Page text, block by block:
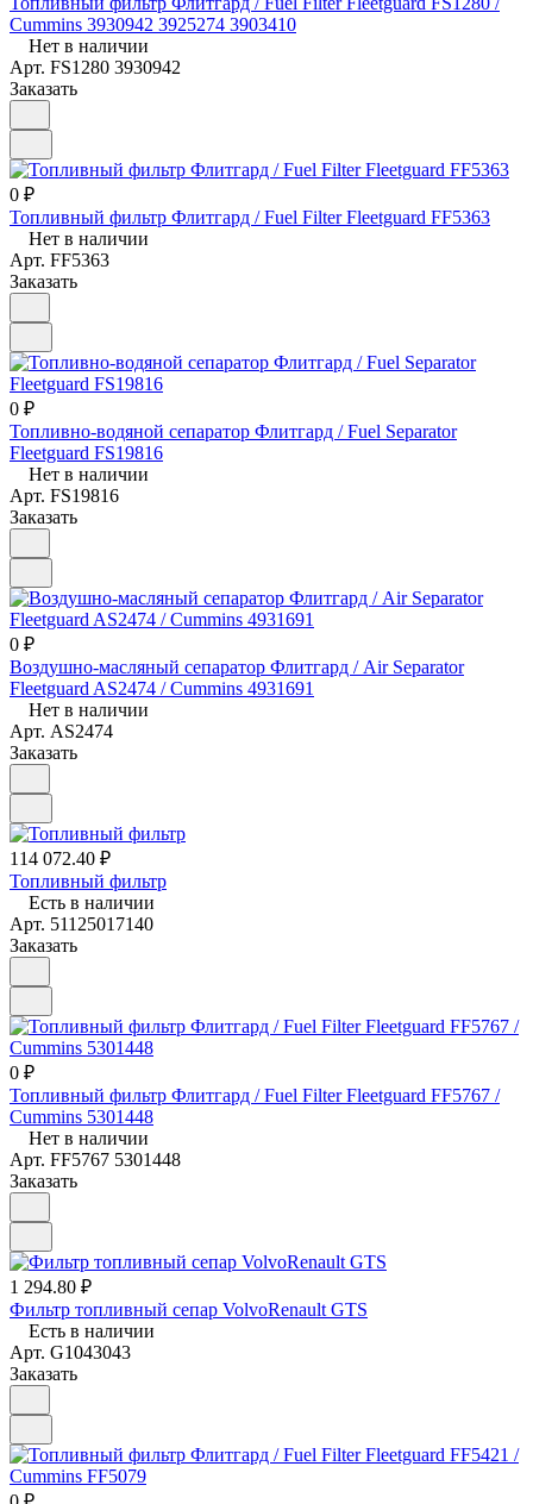
Cummins 3930942 3925274 3903410
Нет в наличии
Арт. FS1280 3930942
Заказать
0 ₽
Топливный фильтр Флитгард / Fuel Filter Fleetguard FF5363
Нет в наличии
Арт. FF5363
Заказать
0 ₽
Топливно-водяной сепаратор Флитгард / Fuel Separator
Fleetguard FS19816
Нет в наличии
Арт. FS19816
Заказать
0 ₽
Воздушно-масляный сепаратор Флитгард / Air Separator
Fleetguard AS2474 / Cummins 4931691
Нет в наличии
Арт. AS2474
Заказать
114 072.40 ₽
Топливный фильтр
Есть в наличии
Арт. 51125017140
Заказать
0 ₽
Топливный фильтр Флитгард / Fuel Filter Fleetguard FF5767 /
Cummins 5301448
Нет в наличии
Арт. FF5767 5301448
Заказать
1 294.80 ₽
Фильтр топливный сепар VolvoRenault GTS
Есть в наличии
Арт. G1043043
Заказать